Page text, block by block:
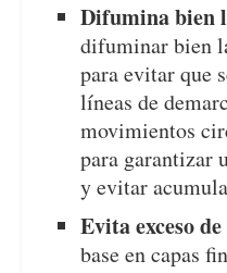
Difumina bien
difuminar bien
para evitar que
líneas de
movimientos
para garantizar
y evitar
Evita exceso
base en capas